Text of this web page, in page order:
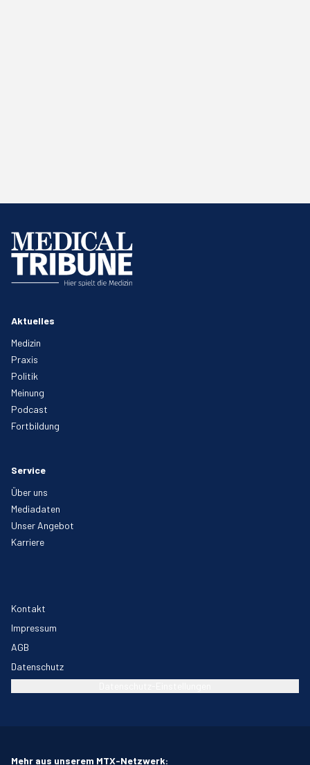
Aktuelles
Medizin
Praxis
Politik
Meinung
Podcast
Fortbildung
Service
Über uns
Mediadaten
Unser Angebot
Karriere
Kontakt
Impressum
AGB
Datenschutz
Mehr aus unserem MTX-Netzwerk: